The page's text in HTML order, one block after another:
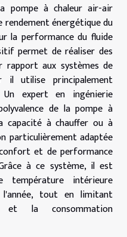
pompe à chaleur air-air
rendement énergétique du
la performance du fluide
permet de réaliser des
rapport aux systèmes de
il utilise principalement
expert en ingénierie
de la pompe à
capacité à chauffer ou à
particulièrement adaptée
et de performance
à ce système, il est
température intérieure
tout en limitant
et la consommation